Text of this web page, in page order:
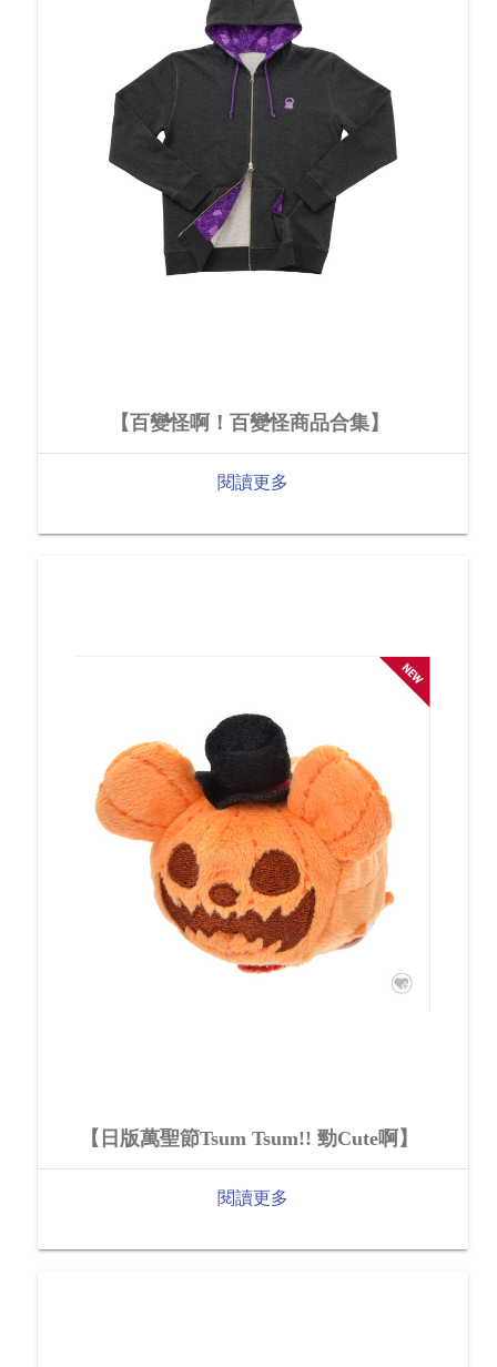
【百變怪啊！百變怪商品合集】
閱讀更多
【日版萬聖節Tsum Tsum!! 勁Cute啊】
閱讀更多